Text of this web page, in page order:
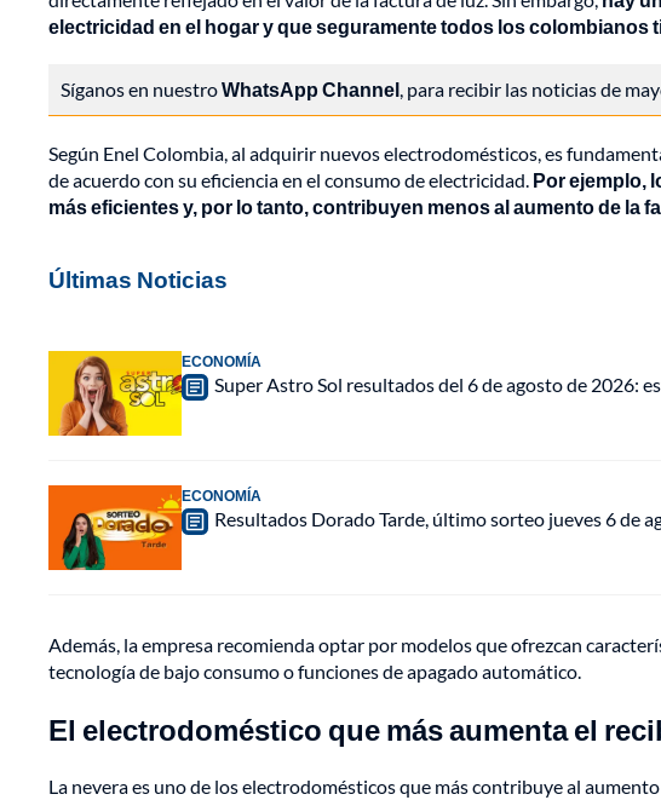
electricidad en el hogar y que seguramente todos los colombianos
Síganos en nuestroWhatsApp Channel, para recibir las noticias de
Según Enel Colombia, al adquirir nuevos electrodomésticos, es
de acuerdo con su eficiencia en el consumo de electricidad. Por ejemplo,
más eficientes y, por lo tanto, contribuyen menos al aumento de la
Últimas Noticias
ECONOMÍA
Super Astro Sol resultados del 6 de agosto de 2026:
ECONOMÍA
Resultados Dorado Tarde, último sorteo jueves 6 de
Además, la empresa recomienda optar por modelos que ofrezcan
tecnología de bajo consumo o funciones de apagado automático.
El electrodoméstico que más aumenta el
La nevera es uno de los electrodomésticos que más contribuye al